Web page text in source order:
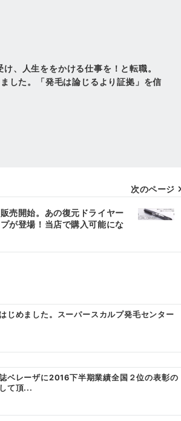
、人生ををかける仕事を！と転職。
した。「発毛は論じるより証拠」を信
次のページ
売開始。あの復元ドライヤー
が登場！当店で購入可能にな
じめました。スーパースカルプ発毛センター
ベレーザに2016下半期業績全国２位の表彰の
て頂...